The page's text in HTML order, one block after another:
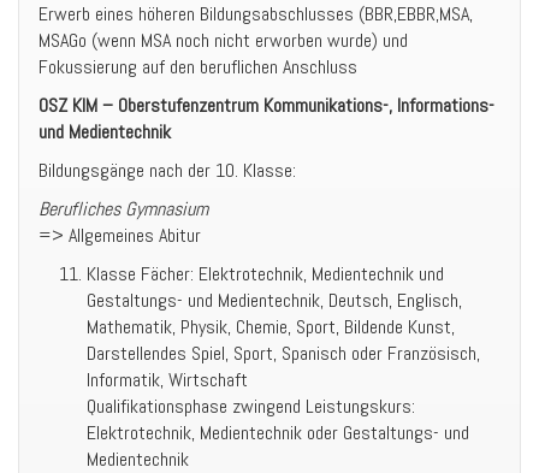
Erwerb eines höheren Bildungsabschlusses (BBR,EBBR,MSA,
MSAGo (wenn MSA noch nicht erworben wurde) und
Fokussierung auf den beruflichen Anschluss
OSZ KIM – Oberstufenzentrum Kommunikations-, Informations-
und Medientechnik
Bildungsgänge nach der 10. Klasse:
Berufliches Gymnasium
=> Allgemeines Abitur
Klasse Fächer: Elektrotechnik, Medientechnik und
Gestaltungs- und Medientechnik, Deutsch, Englisch,
Mathematik, Physik, Chemie, Sport, Bildende Kunst,
Darstellendes Spiel, Sport, Spanisch oder Französisch,
Informatik, Wirtschaft
Qualifikationsphase zwingend Leistungskurs:
Elektrotechnik, Medientechnik oder Gestaltungs- und
Medientechnik